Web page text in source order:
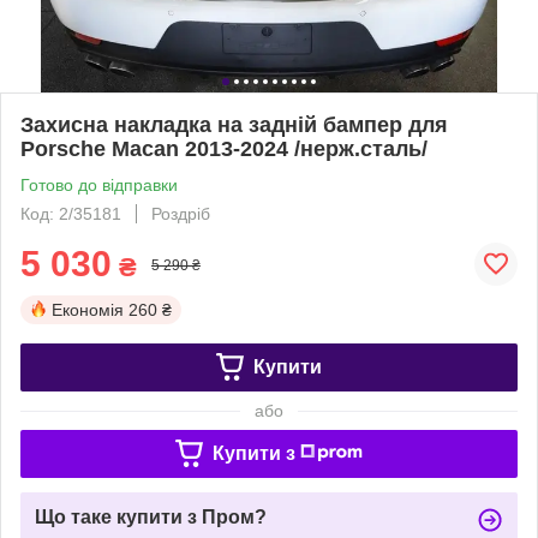
Захисна накладка на задній бампер для
Porsche Macan 2013-2024 /нерж.сталь/
Готово до відправки
Код: 2/35181
Роздріб
5 030 ₴ 5 290 ₴
Економія 260 ₴
Купити
або
Купити з
Що таке купити з Пром?